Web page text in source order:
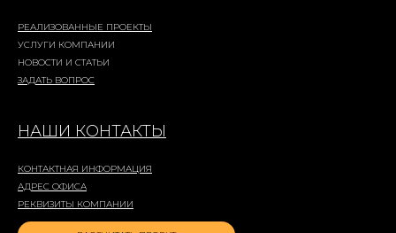
КОНТАКТНАЯ ИНФОРМАЦИЯ
АДРЕС ОФИСА
РЕКВИЗИТЫ КОМПАНИИ
РЕАЛИЗОВАННЫЕ ПРОЕКТЫ
УСЛУГИ КОМПАНИИ
НОВОСТИ И СТАТЬИ
ЗАДАТЬ ВОПРОС
НАШИ КОНТАКТЫ